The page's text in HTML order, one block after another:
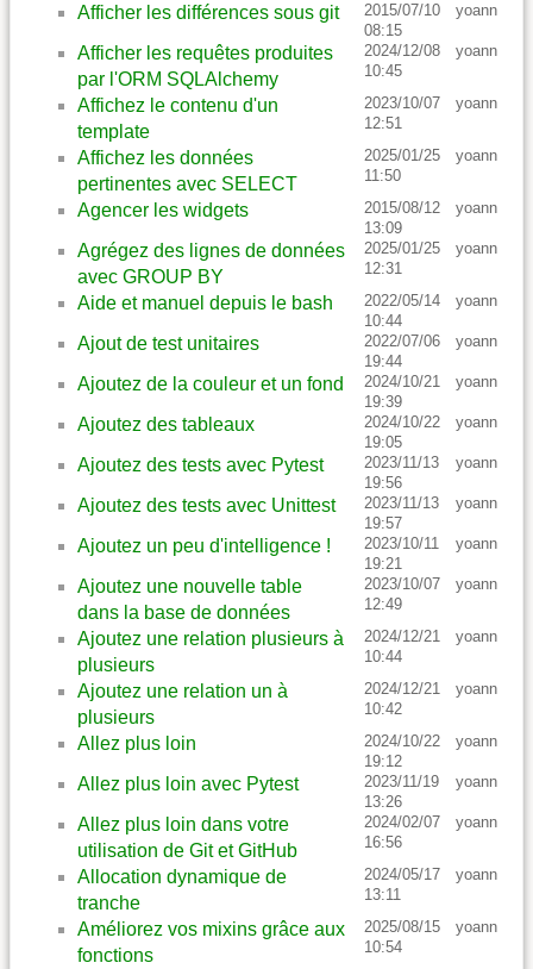
Afficher les différences sous git
2015/07/10
08:15
yoann
Afficher les requêtes produites
par l'ORM SQLAlchemy
2024/12/08
10:45
yoann
Affichez le contenu d'un
template
2023/10/07
12:51
yoann
Affichez les données
pertinentes avec SELECT
2025/01/25
11:50
yoann
Agencer les widgets
2015/08/12
13:09
yoann
Agrégez des lignes de données
avec GROUP BY
2025/01/25
12:31
yoann
Aide et manuel depuis le bash
2022/05/14
10:44
yoann
Ajout de test unitaires
2022/07/06
19:44
yoann
Ajoutez de la couleur et un fond
2024/10/21
19:39
yoann
Ajoutez des tableaux
2024/10/22
19:05
yoann
Ajoutez des tests avec Pytest
2023/11/13
19:56
yoann
Ajoutez des tests avec Unittest
2023/11/13
19:57
yoann
Ajoutez un peu d'intelligence !
2023/10/11
19:21
yoann
Ajoutez une nouvelle table
dans la base de données
2023/10/07
12:49
yoann
Ajoutez une relation plusieurs à
plusieurs
2024/12/21
10:44
yoann
Ajoutez une relation un à
plusieurs
2024/12/21
10:42
yoann
Allez plus loin
2024/10/22
19:12
yoann
Allez plus loin avec Pytest
2023/11/19
13:26
yoann
Allez plus loin dans votre
utilisation de Git et GitHub
2024/02/07
16:56
yoann
Allocation dynamique de
tranche
2024/05/17
13:11
yoann
Améliorez vos mixins grâce aux
fonctions
2025/08/15
10:54
yoann